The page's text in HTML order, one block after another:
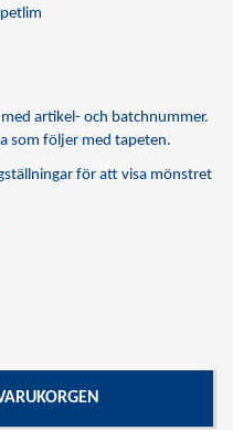
artikel- och batchnummer.
som följer med tapeten.
för att visa mönstret